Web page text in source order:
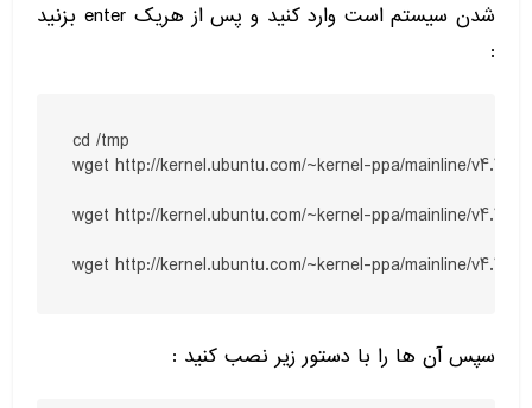
شدن سیستم است وارد کنید و پس از هریک enter بزنید
:
cd /tmp
wget http://kernel.ubuntu.com/~kernel-ppa/mainline/v4.1.6-
wget http://kernel.ubuntu.com/~kernel-ppa/mainline/v4.1.6-
wget http://kernel.ubuntu.com/~kernel-ppa/mainline/v4.1.6-
سپس آن ها را با دستور زیر نصب کنید :